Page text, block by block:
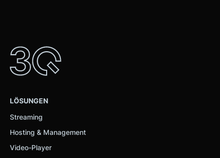
LÖSUNGEN
Streaming
Hosting & Management
Video-Player